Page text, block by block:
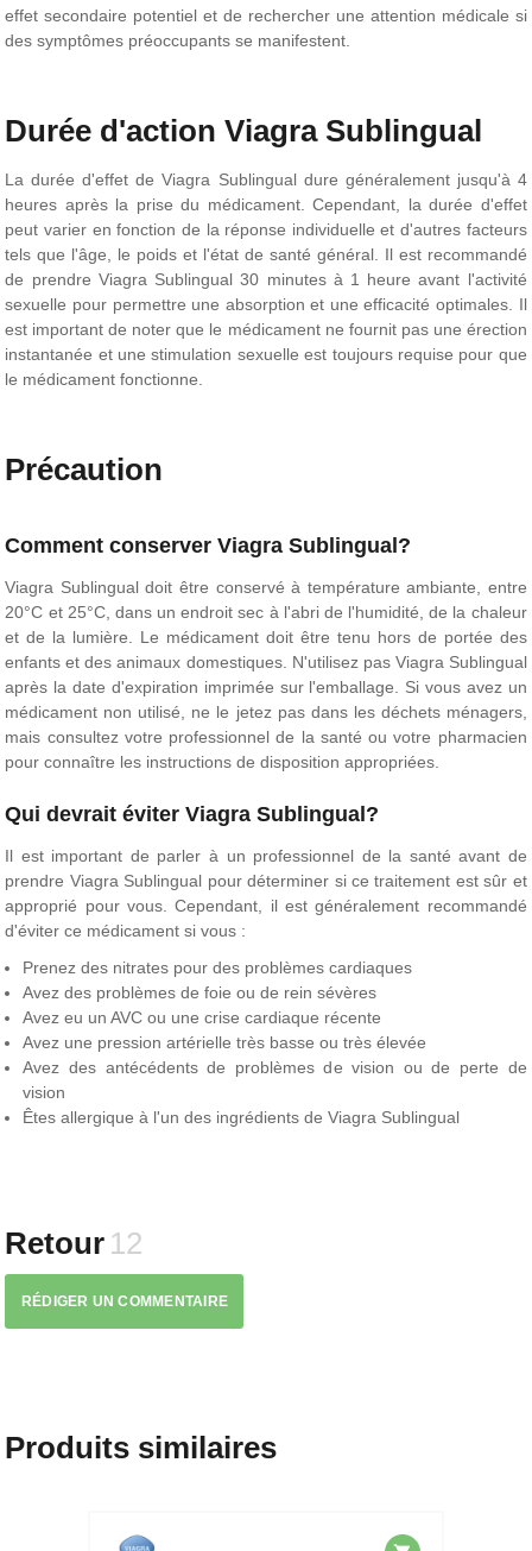
effet secondaire potentiel et de rechercher une attention médicale si
des symptômes préoccupants se manifestent.
Durée d'action Viagra Sublingual
La durée d'effet de Viagra Sublingual dure généralement jusqu'à 4
heures après la prise du médicament. Cependant, la durée d'effet
peut varier en fonction de la réponse individuelle et d'autres facteurs
tels que l'âge, le poids et l'état de santé général. Il est recommandé
de prendre Viagra Sublingual 30 minutes à 1 heure avant l'activité
sexuelle pour permettre une absorption et une efficacité optimales. Il
est important de noter que le médicament ne fournit pas une érection
instantanée et une stimulation sexuelle est toujours requise pour que
le médicament fonctionne.
Précaution
Comment conserver Viagra Sublingual?
Viagra Sublingual doit être conservé à température ambiante, entre
20°C et 25°C, dans un endroit sec à l'abri de l'humidité, de la chaleur
et de la lumière. Le médicament doit être tenu hors de portée des
enfants et des animaux domestiques. N'utilisez pas Viagra Sublingual
après la date d'expiration imprimée sur l'emballage. Si vous avez un
médicament non utilisé, ne le jetez pas dans les déchets ménagers,
mais consultez votre professionnel de la santé ou votre pharmacien
pour connaître les instructions de disposition appropriées.
Qui devrait éviter Viagra Sublingual?
Il est important de parler à un professionnel de la santé avant de
prendre Viagra Sublingual pour déterminer si ce traitement est sûr et
approprié pour vous. Cependant, il est généralement recommandé
d'éviter ce médicament si vous :
Prenez des nitrates pour des problèmes cardiaques
Avez des problèmes de foie ou de rein sévères
Avez eu un AVC ou une crise cardiaque récente
Avez une pression artérielle très basse ou très élevée
Avez des antécédents de problèmes de vision ou de perte de
vision
Êtes allergique à l'un des ingrédients de Viagra Sublingual
Retour 12
RÉDIGER UN COMMENTAIRE
Produits similaires